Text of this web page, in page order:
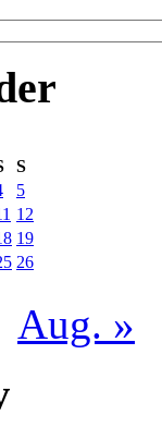
S
5
12
19
26
Aug. »